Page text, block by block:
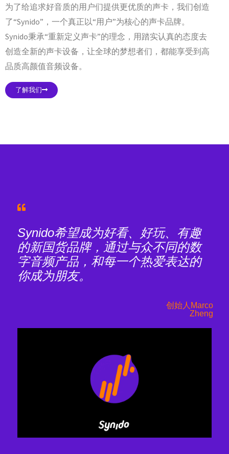
为了给追求好音质的用户们提供更优质的声卡，我们创造
了“Synido”，一个真正以“用户”为核心的声卡品牌。
Synido秉承“重新定义声卡”的理念，用踏实认真的态度去
创造全新的声卡设备，让全球的梦想者们，都能享受到高
品质高颜值音频设备。
了解我们
Synido希望成为好看、好玩、有趣
的新国货品牌，通过与众不同的数
字音频产品，和每一个热爱表达的
你成为朋友。
创始人Marco
Zheng